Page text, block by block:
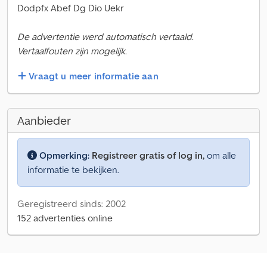
Dodpfx Abef Dg Dio Uekr
De advertentie werd automatisch vertaald.
Vertaalfouten zijn mogelijk.
Vraagt u meer informatie aan
Aanbieder
Opmerking: Registreer gratis of log in, om alle
informatie te bekijken.
Geregistreerd sinds: 2002
152 advertenties online